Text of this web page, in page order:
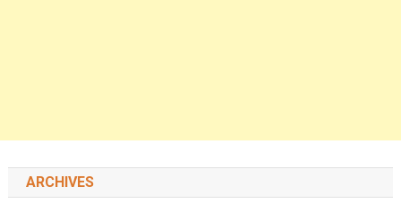
ARCHIVES